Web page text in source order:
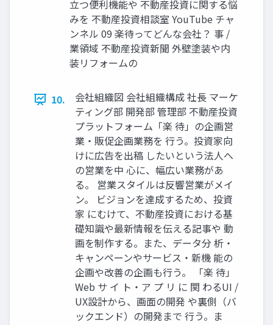
立つ便利機能や 不動産投資に関する悩
みを 不動産投資相談室 YouTube チャ
ンネル 09 楽待ってどんな会社？ 事 /
業領域 不動産投資新聞 外壁塗装や内
装リフォームの
10.
会社組織図 会社組織構成 社長 マーケ
ティング部 開発部 管理部 不動産投資
プラットフォーム「楽 待」の企画営
業・販促企画業務を 行う。投資家向
けに広告を出稿 したいという法人へ
の営業を中 心に、幅広い業務があ
る。 営業スタイルは反響営業がメイ
ン。 ビジョンを達成するため、投資
家 にむけて、不動産投資における基
礎知識や最新情報を伝える記事や 動
画を制作する。また、データ分 析・
キャンペーンやサービス・新機 能の
企画や改善の企画も行う。 「楽 待」
Web サ イ ト・ア プ リ に 関 わるUI /
UX設計から、画面の開発 や裏側（バ
ックエンド）の開発まで 行う。ま